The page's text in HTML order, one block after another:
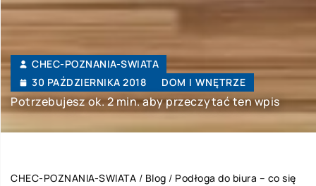
CHEC-POZNANIA-SWIATA
30 PAŹDZIERNIKA 2018
DOM I WNĘTRZE
Potrzebujesz ok. 2 min. aby przeczytać ten wpis
CHEC-POZNANIA-SWIATA / Blog / Podłoga do biura – co się